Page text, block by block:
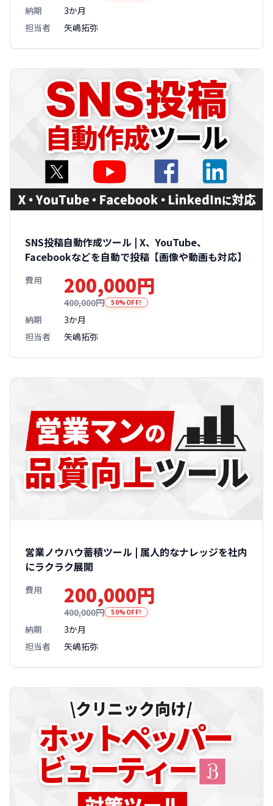
納期
3か月
担当者
矢嶋拓弥
SNS投稿自動作成ツール | X、YouTube、
Facebookなどを自動で投稿【画像や動画も対応】
費用 200,000円
400,000円 50%OFF!
納期
3か月
担当者
矢嶋拓弥
営業ノウハウ蓄積ツール | 属人的なナレッジを社内
にラクラク展開
費用 200,000円
400,000円 50%OFF!
納期
3か月
担当者
矢嶋拓弥